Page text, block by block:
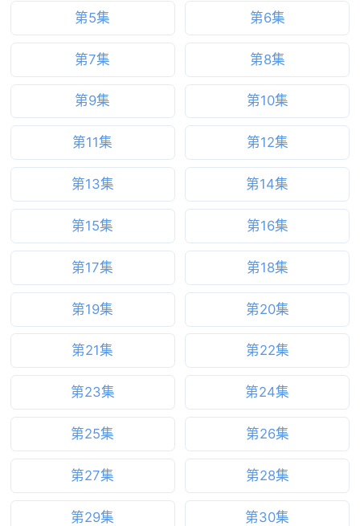
第5集 第6集
第7集 第8集
第9集 第10集
第11集 第12集
第13集 第14集
第15集 第16集
第17集 第18集
第19集 第20集
第21集 第22集
第23集 第24集
第25集 第26集
第27集 第28集
第29集 第30集